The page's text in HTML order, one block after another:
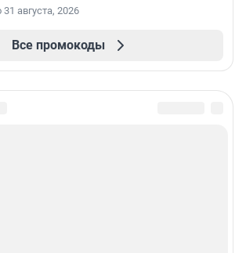
августа, 2026
Все промокоды